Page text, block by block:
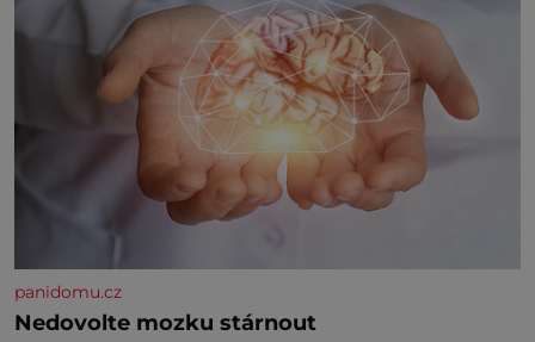
panidomu.cz
Nedovolte mozku stárnout